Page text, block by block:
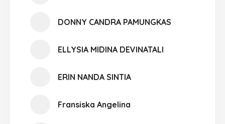
DONNY CANDRA PAMUNGKAS
ELLYSIA MIDINA DEVINATALI
ERIN NANDA SINTIA
Fransiska Angelina